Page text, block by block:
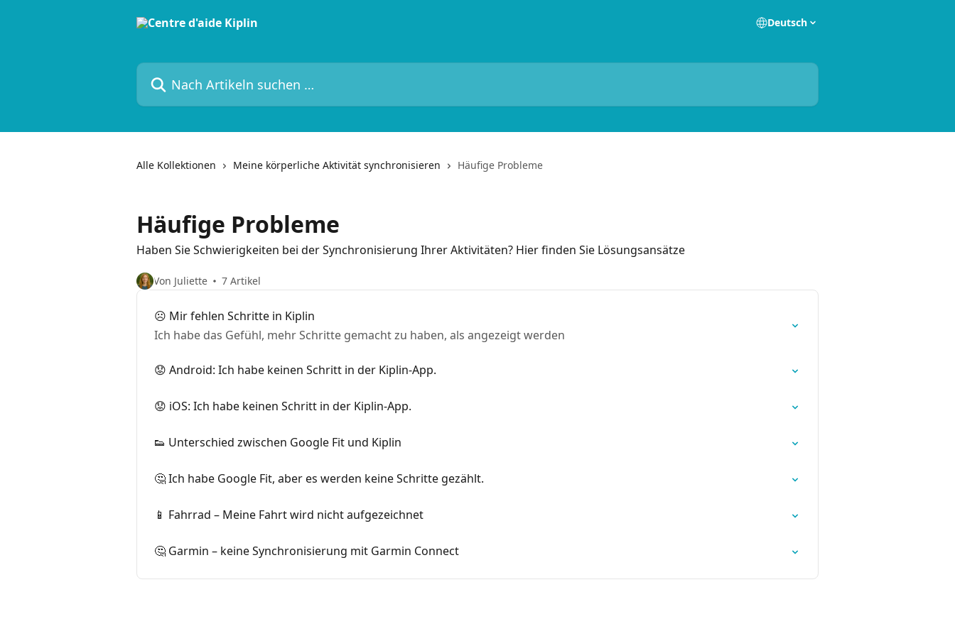
Deutsch
Nach Artikeln suchen …
Alle Kollektionen Meine körperliche Aktivität synchronisieren Häufige Probleme
Häufige Probleme
Haben Sie Schwierigkeiten bei der Synchronisierung Ihrer Aktivitäten? Hier finden Sie Lösungsansätze
Von Juliette 7 Artikel
☹️ Mir fehlen Schritte in Kiplin
Ich habe das Gefühl, mehr Schritte gemacht zu haben, als angezeigt werden
😟 Android: Ich habe keinen Schritt in der Kiplin-App.
😟 iOS: Ich habe keinen Schritt in der Kiplin-App.
👟 Unterschied zwischen Google Fit und Kiplin
🤔 Ich habe Google Fit, aber es werden keine Schritte gezählt.
📱 Fahrrad – Meine Fahrt wird nicht aufgezeichnet
🤔 Garmin – keine Synchronisierung mit Garmin Connect